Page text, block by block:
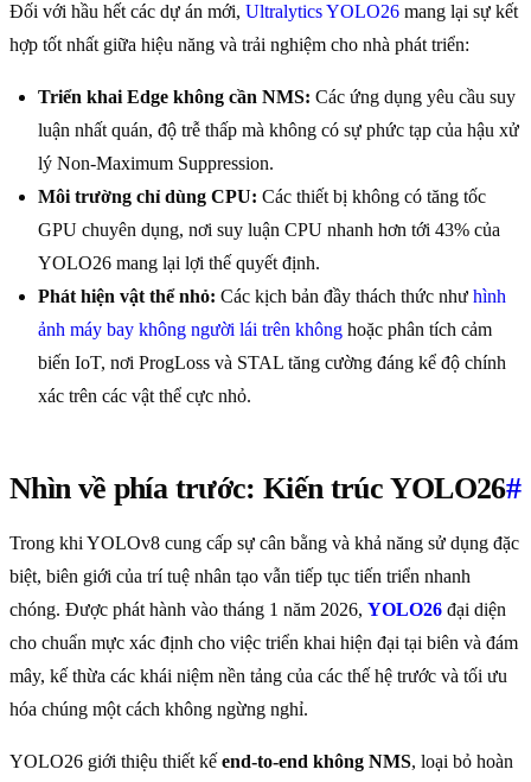
Đối với hầu hết các dự án mới, Ultralytics YOLO26 mang lại sự kết
hợp tốt nhất giữa hiệu năng và trải nghiệm cho nhà phát triển:
Triển khai Edge không cần NMS: Các ứng dụng yêu cầu suy
luận nhất quán, độ trễ thấp mà không có sự phức tạp của hậu xử
lý Non-Maximum Suppression.
Môi trường chỉ dùng CPU: Các thiết bị không có tăng tốc
GPU chuyên dụng, nơi suy luận CPU nhanh hơn tới 43% của
YOLO26 mang lại lợi thế quyết định.
Phát hiện vật thể nhỏ: Các kịch bản đầy thách thức như hình
ảnh máy bay không người lái trên không hoặc phân tích cảm
biến IoT, nơi ProgLoss và STAL tăng cường đáng kể độ chính
xác trên các vật thể cực nhỏ.
Nhìn về phía trước: Kiến trúc YOLO26#
Trong khi YOLOv8 cung cấp sự cân bằng và khả năng sử dụng đặc
biệt, biên giới của trí tuệ nhân tạo vẫn tiếp tục tiến triển nhanh
chóng. Được phát hành vào tháng 1 năm 2026, YOLO26 đại diện
cho chuẩn mực xác định cho việc triển khai hiện đại tại biên và đám
mây, kế thừa các khái niệm nền tảng của các thế hệ trước và tối ưu
hóa chúng một cách không ngừng nghỉ.
YOLO26 giới thiệu thiết kế end-to-end không NMS, loại bỏ hoàn